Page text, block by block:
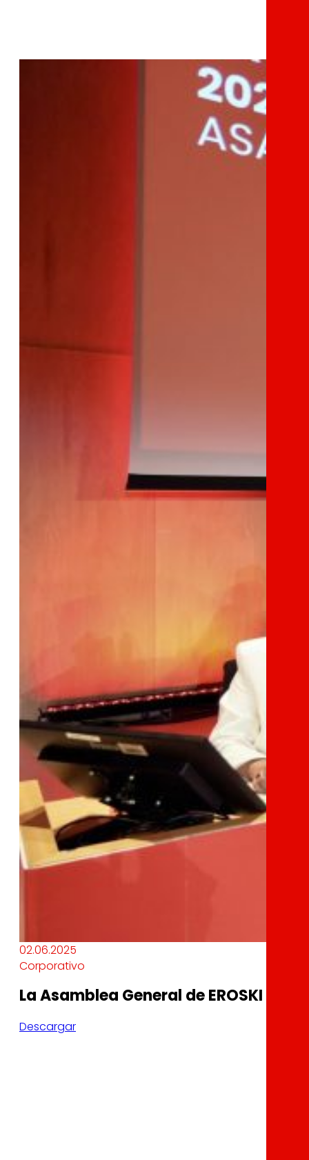
02.06.2025
Corporativo
La Asamblea General de EROSKI
Descargar